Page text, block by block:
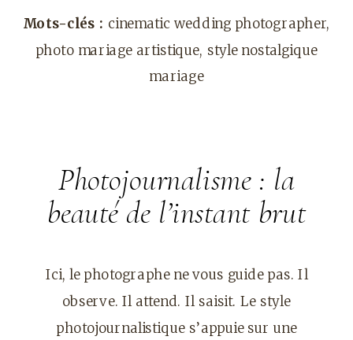
Mots-clés : cinematic wedding photographer,
photo mariage artistique, style nostalgique
mariage
Photojournalisme : la
beauté de l’instant brut
Ici, le photographe ne vous guide pas. Il
observe. Il attend. Il saisit. Le style
photojournalistique s’appuie sur une